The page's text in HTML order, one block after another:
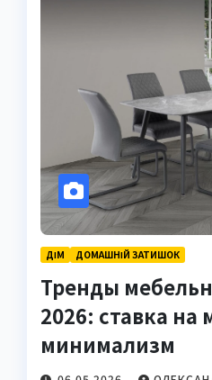
ДІМ ДОМАШНІЙ ЗАТИШОК
Тренды
2026: ставка на
минимализм